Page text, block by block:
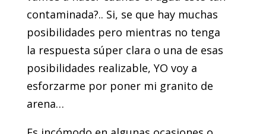
contaminada?.. Si, se que hay muchas
posibilidades pero mientras no tenga
la respuesta súper clara o una de esas
posibilidades realizable, YO voy a
esforzarme por poner mi granito de
arena…